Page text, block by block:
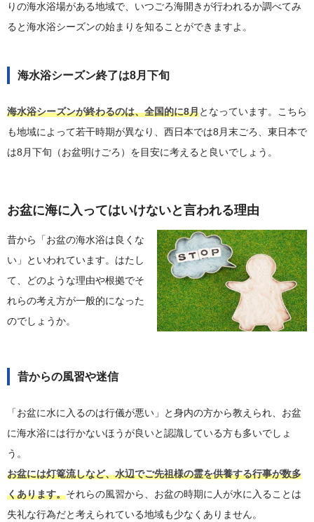
りの海水浴場がある地域で、いつごろ海開きが行われるか調べてみ
ると海水浴シーズンの始まりを知ることができますよ。
海水浴シーズン終了は8月下旬
海水浴シーズンが終わるのは、全国的に8月となっています。こちら
も地域によって若干時期が異なり、西日本では8月末ごろ、東日本で
は8月下旬（お盆明けごろ）を目安に考えると良いでしょう。
お盆に海に入ってはいけないと言われる理由
昔から「お盆の海水浴は良くな
い」といわれています。はたし
て、どのような理由や根拠でそ
れらの考え方が一般的になった
のでしょうか。
昔からの風習や迷信
「お盆に水に入るのは行儀が悪い」と身内の方から教えられ、お盆
に海水浴には行かないほうが良いと認識している方も多いでしょ
う。
お盆には灯篭流しなど、水辺でご先祖様の霊を供養する行事が数多
くあります。それらの風習から、お盆の時期に人が水に入ることは
失礼な行為だと考えられている地域も少なくありません。